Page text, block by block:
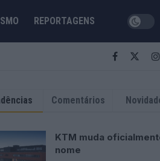
REPORTAGENS
Comentários
KTM muda
nome